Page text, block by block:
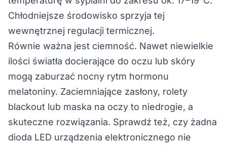
Chłodniejsze środowisko sprzyja tej
wewnętrznej regulacji termicznej.
Równie ważna jest ciemność. Nawet niewielkie
ilości światła docierające do oczu lub skóry
mogą zaburzać nocny rytm hormonu
melatoniny. Zaciemniające zasłony, rolety
blackout lub maska na oczy to niedrogie, a
skuteczne rozwiązania. Sprawdź też, czy żadna
dioda LED urządzenia elektronicznego nie